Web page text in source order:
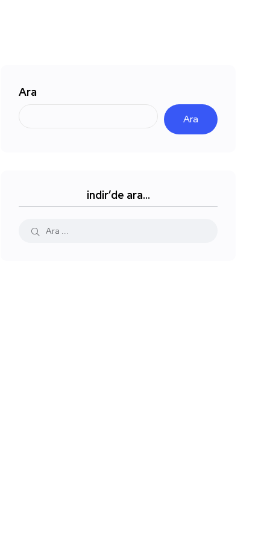
Ara
Ara
indir’de ara…